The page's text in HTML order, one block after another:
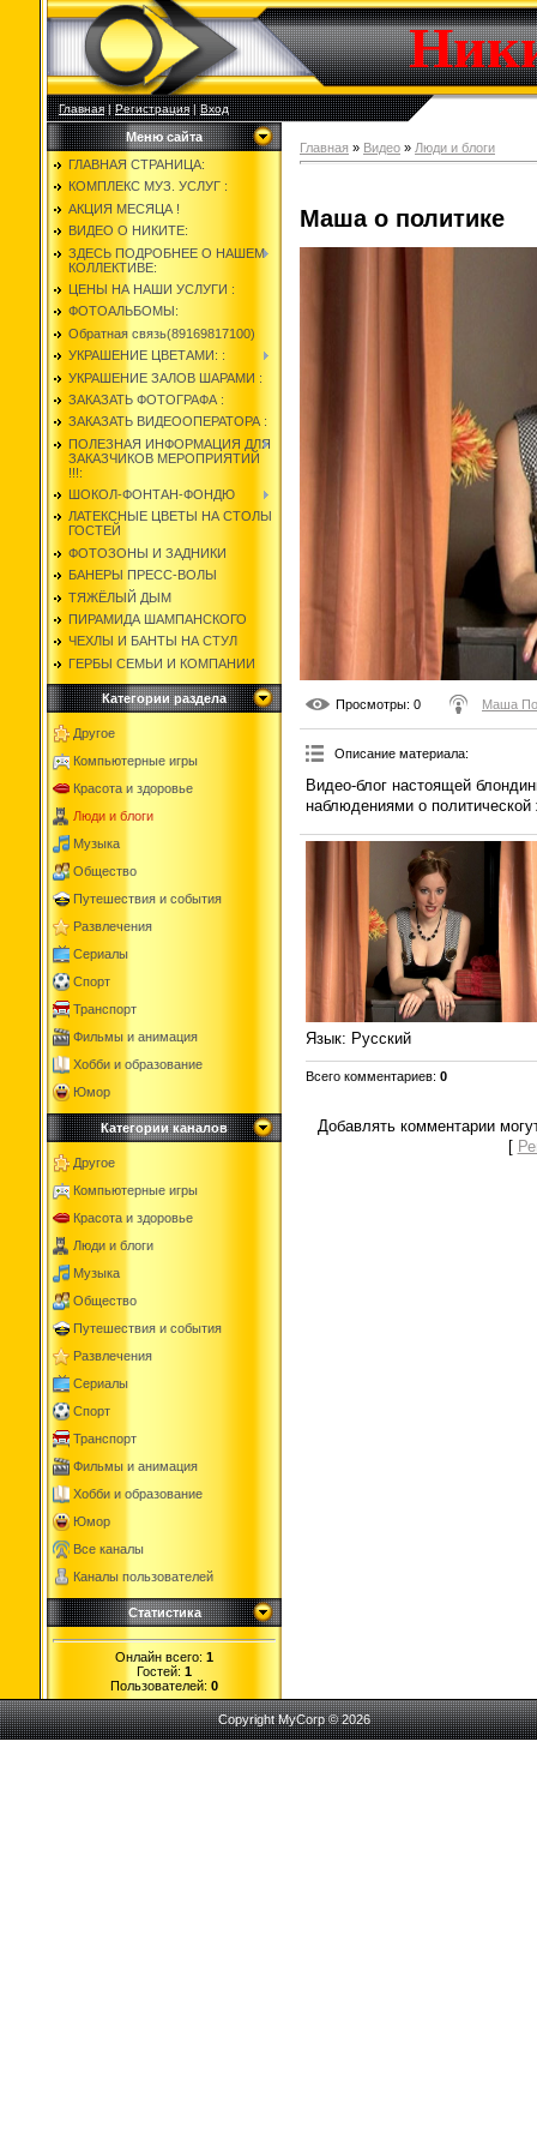
Главная|Регистрация|Вход
Меню сайта
ГЛАВНАЯ СТРАНИЦА:
КОМПЛЕКС МУЗ. УСЛУГ :
АКЦИЯ МЕСЯЦА !
ВИДЕО О НИКИТЕ:
ЗДЕСЬ ПОДРОБНЕЕ О НАШЕМ
КОЛЛЕКТИВЕ:
ЦЕНЫ НА НАШИ УСЛУГИ :
ФОТОАЛЬБОМЫ:
Обратная связь(89169817100)
УКРАШЕНИЕ ЦВЕТАМИ: :
УКРАШЕНИЕ ЗАЛОВ ШАРАМИ :
ЗАКАЗАТЬ ФОТОГРАФА :
ЗАКАЗАТЬ ВИДЕООПЕРАТОРА :
ПОЛЕЗНАЯ ИНФОРМАЦИЯ ДЛЯ
ЗАКАЗЧИКОВ МЕРОПРИЯТИЙ
!!!:
ШОКОЛ-ФОНТАН-ФОНДЮ
ЛАТЕКСНЫЕ ЦВЕТЫ НА СТОЛЫ
ГОСТЕЙ
ФОТОЗОНЫ И ЗАДНИКИ
БАНЕРЫ ПРЕСС-ВОЛЫ
ТЯЖЁЛЫЙ ДЫМ
ПИРАМИДА ШАМПАНСКОГО
ЧЕХЛЫ И БАНТЫ НА СТУЛ
ГЕРБЫ СЕМЬИ И КОМПАНИИ
Категории раздела
Другое
Компьютерные игры
Красота и здоровье
Люди и блоги
Музыка
Общество
Путешествия и события
Развлечения
Сериалы
Спорт
Транспорт
Фильмы и анимация
Хобби и образование
Юмор
Категории каналов
Другое
Компьютерные игры
Красота и здоровье
Люди и блоги
Музыка
Общество
Путешествия и события
Развлечения
Сериалы
Спорт
Транспорт
Фильмы и анимация
Хобби и образование
Юмор
Все каналы
Каналы пользователей
Статистика
Онлайн всего: 1
Гостей: 1
Пользователей: 0
Главная » Видео » Люди и блоги
Маша о политике
Просмотры: 0 Маша
Описание материала:
Видео-блог настоящей
наблюдениями о
Язык: Русский
Всего комментариев: 0
Добавлять комментарии
[
Copyright MyCorp © 2026